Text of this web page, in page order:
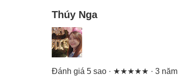
Thúy Nga
Đánh giá 5 sao · ★★★★★ · 3